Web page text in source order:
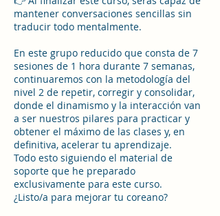
mantener conversaciones sencillas sin
traducir todo mentalmente.
En este grupo reducido que consta de 7
sesiones de 1 hora durante 7 semanas,
continuaremos con la metodología del
nivel 2 de repetir, corregir y consolidar,
donde el dinamismo y la interacción van
a ser nuestros pilares para practicar y
obtener el máximo de las clases y, en
definitiva, acelerar tu aprendizaje.
Todo esto siguiendo el material de
soporte que he preparado
exclusivamente para este curso.
¿Listo/a para mejorar tu coreano?